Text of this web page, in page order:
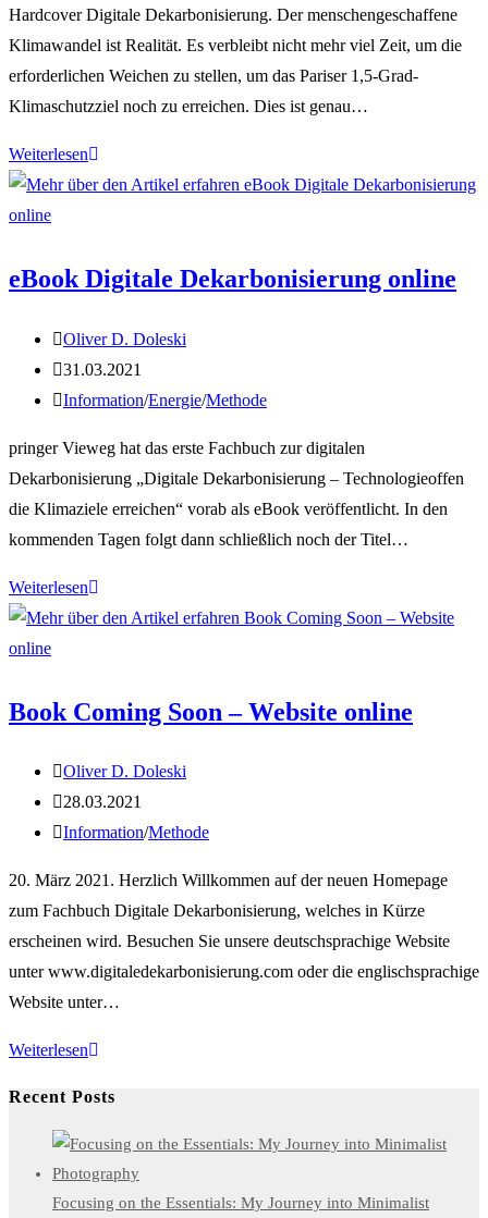
Hardcover Digitale Dekarbonisierung. Der menschengeschaffene
Klimawandel ist Realität. Es verbleibt nicht mehr viel Zeit, um die
erforderlichen Weichen zu stellen, um das Pariser 1,5-Grad-
Klimaschutzziel noch zu erreichen. Dies ist genau…
WeiterlesenDigitale
Dekarbonisierung
auch
Hardcover
erhältlich
eBook Digitale Dekarbonisierung online
Beitrags-
Autor:
Oliver D. Doleski
Beitrag
veröffentlicht:
31.03.2021
Beitrags-
Information/Energie/Methode
pringer Vieweg hat das erste Fachbuch zur digitalen
Dekarbonisierung „Digitale Dekarbonisierung – Technologieoffen
die Klimaziele erreichen“ vorab als eBook veröffentlicht. In den
kommenden Tagen folgt dann schließlich noch der Titel…
WeiterleseneBook
Digitale
Book Coming Soon – Website online
Beitrags-
Autor:
Oliver D. Doleski
Beitrag
veröffentlicht:
28.03.2021
Beitrags-
Information/Methode
20. März 2021. Herzlich Willkommen auf der neuen Homepage
zum Fachbuch Digitale Dekarbonisierung, welches in Kürze
erscheinen wird. Besuchen Sie unsere deutschsprachige Website
unter www.digitaledekarbonisierung.com oder die englischsprachige
Website unter…
WeiterlesenBook
–
Website
online
Recent Posts
Focusing on the Essentials: My Journey into Minimalist